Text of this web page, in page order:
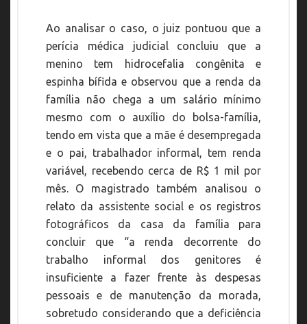
Ao analisar o caso, o juiz pontuou que a
perícia médica judicial concluiu que a
menino tem hidrocefalia congênita e
espinha bífida e observou que a renda da
família não chega a um salário mínimo
mesmo com o auxílio do bolsa-família,
tendo em vista que a mãe é desempregada
e o pai, trabalhador informal, tem renda
variável, recebendo cerca de R$ 1 mil por
mês. O magistrado também analisou o
relato da assistente social e os registros
fotográficos da casa da família para
concluir que “a renda decorrente do
trabalho informal dos genitores é
insuficiente a fazer frente às despesas
pessoais e de manutenção da morada,
sobretudo considerando que a deficiência